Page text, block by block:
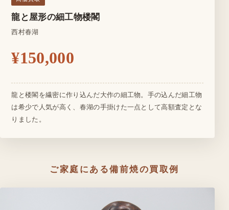
龍と屋形の細工物楼閣
西村春湖
¥150,000
龍と楼閣を繊密に作り込んだ大作の細工物。手の込んだ細工物
は希少で人気が高く、春湖の手掛けた一点として高額査定とな
りました。
ご家庭にある備前焼の買取例